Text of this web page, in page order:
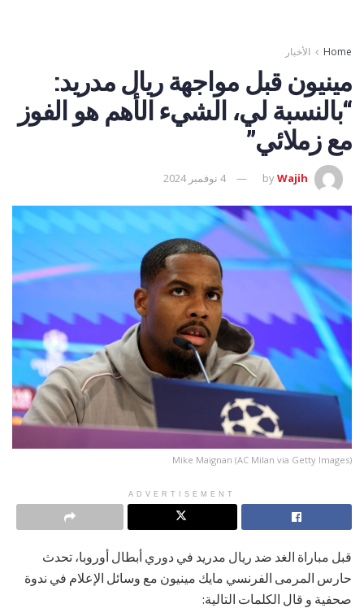
Home الأخبار
مينيون قبل مواجهة ريال مدريد:
“بالنسبة لي، الشيء الأهم هو الفوز
مع زملائي”
byWajih 4 نوفمبر 2024
Mike Maignan (AC Milan via Getty Images)
ADVERTISEMENT
قبل مباراة الغد ضد ريال مدريد في دوري أبطال أوروبا، تحدث
حارس المرمى الفرنسي مايك مينيون مع وسائل الإعلام في ندوة
صحفية و قال الكلمات التالية: